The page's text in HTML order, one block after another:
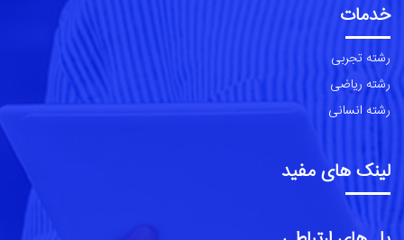
خدمات
رشته تجربی
رشته ریاضی
رشته انسانی
لینک های مفید